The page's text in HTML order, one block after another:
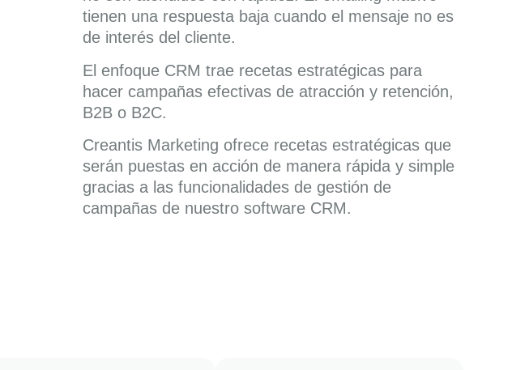
tienen una respuesta baja cuando el mensaje no es
de interés del cliente.
El enfoque CRM trae recetas estratégicas para
hacer campañas efectivas de atracción y retención,
B2B o B2C.
Creantis Marketing ofrece recetas estratégicas que
serán puestas en acción de manera rápida y simple
gracias a las funcionalidades de gestión de
campañas de nuestro software CRM.